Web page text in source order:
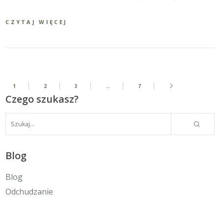
CZYTAJ WIĘCEJ
1 2 3 … 7
Czego szukasz?
Blog
Blog
Odchudzanie